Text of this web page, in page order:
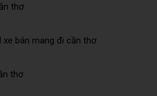
thơ
xe bán mang đi cần thơ
thơ